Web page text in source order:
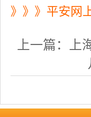
》》》平安网
上一篇： 上